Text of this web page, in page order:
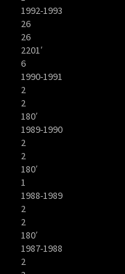
1992-1993
26
26
2201′
6
1990-1991
2
2
180′
1989-1990
2
2
180′
1
1988-1989
2
2
180′
1987-1988
2